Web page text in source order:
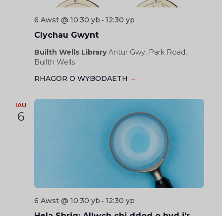
6 Awst @ 10:30 yb - 12:30 yp
Clychau Gwynt
Builth Wells LibraryAntur Gwy, Park Road,
Builth Wells
RHAGOR O WYBODAETH →
IAU
6
6 Awst @ 10:30 yb - 12:30 yp